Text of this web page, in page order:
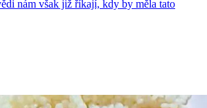
nám však již říkají, kdy by měla tato